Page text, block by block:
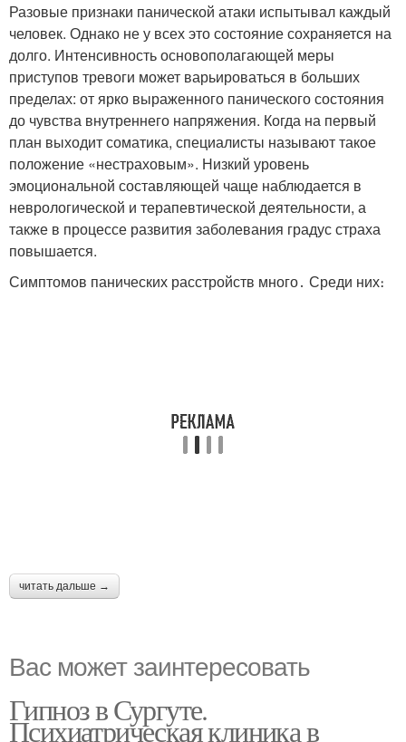
Разовые признаки панической атаки испытывал каждый
человек. Однако не у всех это состояние сохраняется на
долго. Интенсивность основополагающей меры
приступов тревоги может варьироваться в больших
пределах: от ярко выраженного панического состояния
до чувства внутреннего напряжения. Когда на первый
план выходит соматика, специалисты называют такое
положение «нестраховым». Низкий уровень
эмоциональной составляющей чаще наблюдается в
неврологической и терапевтической деятельности, а
также в процессе развития заболевания градус страха
повышается.
Симптомов панических расстройств много․ Среди них։
читать дальше →
Вас может заинтересовать
Гипноз в Сургуте.
Психиатрическая клиника в